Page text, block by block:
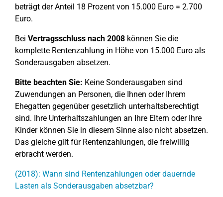
beträgt der Anteil 18 Prozent von 15.000 Euro = 2.700
Euro.
Bei Vertragsschluss nach 2008 können Sie die
komplette Rentenzahlung in Höhe von 15.000 Euro als
Sonderausgaben absetzen.
Bitte beachten Sie: Keine Sonderausgaben sind
Zuwendungen an Personen, die Ihnen oder Ihrem
Ehegatten gegenüber gesetzlich unterhaltsberechtigt
sind. Ihre Unterhaltszahlungen an Ihre Eltern oder Ihre
Kinder können Sie in diesem Sinne also nicht absetzen.
Das gleiche gilt für Rentenzahlungen, die freiwillig
erbracht werden.
(2018): Wann sind Rentenzahlungen oder dauernde
Lasten als Sonderausgaben absetzbar?